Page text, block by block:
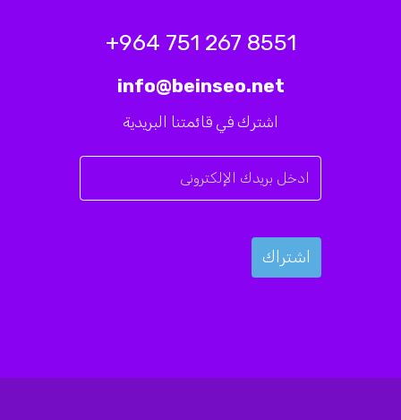
8551 267 751 964+
info@beinseo.net
اشترك في قائمتنا البريدية